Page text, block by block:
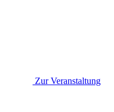
Zur Veranstaltung